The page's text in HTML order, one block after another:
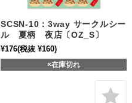
SCSN-10：3way サークルシー
ル 夏柄 夜店〔OZ_S〕
¥176(税抜 ¥160)
×在庫切れ